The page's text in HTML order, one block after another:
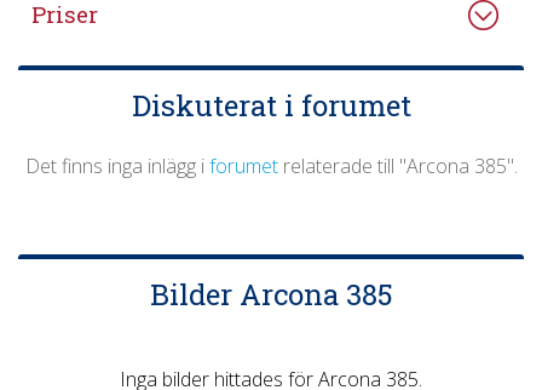
Priser
Diskuterat i forumet
Det finns inga inlägg iforumet relaterade till "Arcona 385".
Bilder Arcona 385
Inga bilder hittades för Arcona 385.